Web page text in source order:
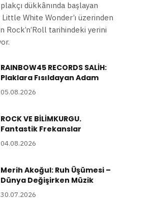
dükkânında başlayan
Little White Wonder’ı üzerinden
tarihindeki yerini
RAINBOW45 RECORDS SALİH:
Plaklara Fısıldayan Adam
05.08.2026
ROCK VE BİLİMKURGU.
Fantastik Frekanslar
04.08.2026
Merih Akoğul: Ruh Üşümesi –
Dünya Değişirken Müzik
30.07.2026